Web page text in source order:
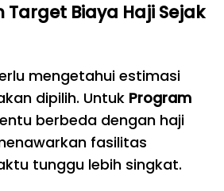
Target Biaya Haji Sejak
mengetahui estimasi
dipilih. Untuk Program
berbeda dengan haji
fasilitas
tunggu lebih singkat.